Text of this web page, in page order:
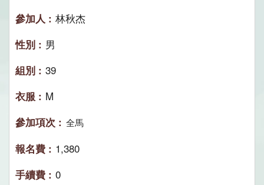
林秋杰
男
39
M
全馬
1,380
0